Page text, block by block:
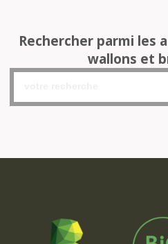
Rechercher parmi les
wallons et